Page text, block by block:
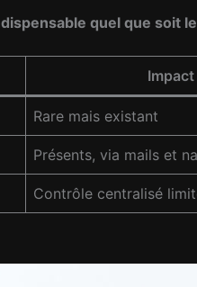
quel que soit
Impact
Rare mais existant
Présents, via mails et
Contrôle centralisé